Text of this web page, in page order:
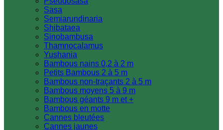
Sasa
Semiarundinaria
Shibataea
Sinobambusa
Thamnocalamus
Yushania
Bambous nains 0,2 à 2 m
Petits Bambous 2 à 5 m
Bambous non-traçants 2 à 5 m
Bambous moyens 5 à 9 m
Bambous géants 9 m et +
Bambous en motte
Cannes bleutées
Cannes jaunes